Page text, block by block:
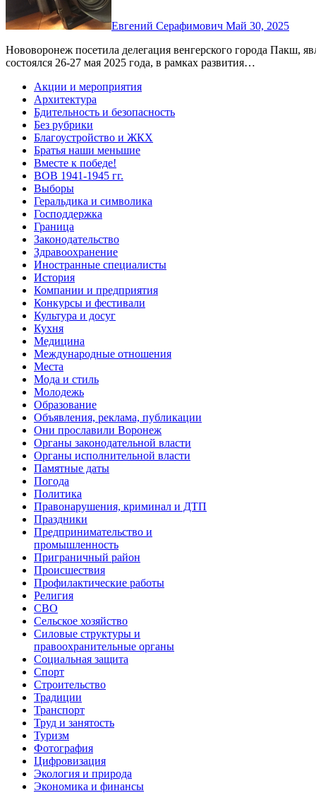
Евгений Серафимович Май 30, 2025
Нововоронеж посетила делегация венгерского города Пакш, являющегося нашим городом-побратимом. Визит
состоялся 26-27 мая 2025 года, в рамках развития…
Акции и мероприятия
Архитектура
Бдительность и безопасность
Без рубрики
Благоустройство и ЖКХ
Братья наши меньшие
Вместе к победе!
ВОВ 1941-1945 гг.
Выборы
Геральдика и символика
Господдержка
Граница
Законодательство
Здравоохранение
Иностранные специалисты
История
Компании и предприятия
Конкурсы и фестивали
Культура и досуг
Кухня
Медицина
Международные отношения
Места
Мода и стиль
Молодежь
Образование
Объявления, реклама, публикации
Они прославили Воронеж
Органы законодательной власти
Органы исполнительной власти
Памятные даты
Погода
Политика
Правонарушения, криминал и ДТП
Праздники
Предпринимательство и
промышленность
Приграничный район
Происшествия
Профилактические работы
Религия
СВО
Сельское хозяйство
Силовые структуры и
правоохранительные органы
Социальная защита
Спорт
Строительство
Традиции
Транспорт
Труд и занятость
Туризм
Фотография
Цифровизация
Экология и природа
Экономика и финансы